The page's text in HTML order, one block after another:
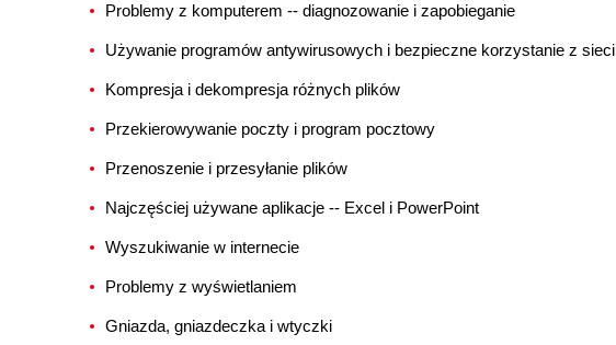
Problemy z komputerem -- diagnozowanie i zapobieganie
Używanie programów antywirusowych i bezpieczne korzystanie z sieci
Kompresja i dekompresja różnych plików
Przekierowywanie poczty i program pocztowy
Przenoszenie i przesyłanie plików
Najczęściej używane aplikacje -- Excel i PowerPoint
Wyszukiwanie w internecie
Problemy z wyświetlaniem
Gniazda, gniazdeczka i wtyczki